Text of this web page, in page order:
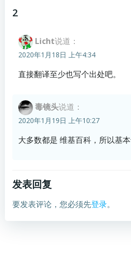
2
Licht说道：
2020年1月18日 上午4:34
直接翻译至少也写个出处吧。
毒镜头说道：
2020年1月19日 上午10:27
大多数都是 维基百科，所以基
发表回复
要发表评论，您必须先登录。